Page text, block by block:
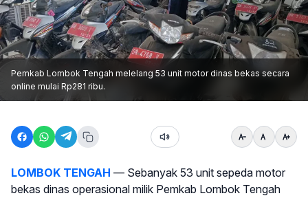
Pemkab Lombok Tengah melelang 53 unit motor dinas bekas secara
online mulai Rp281 ribu.
LOMBOK TENGAH — Sebanyak 53 unit sepeda motor
bekas dinas operasional milik Pemkab Lombok Tengah